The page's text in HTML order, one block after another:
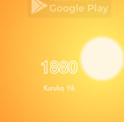
1880
Kuruluş Yılı